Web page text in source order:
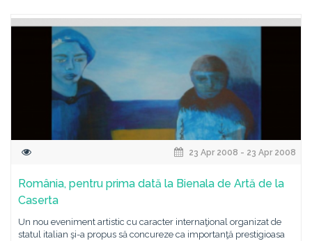
23 Apr 2008 - 23 Apr 2008
România, pentru prima dată la Bienala de Artă de la
Caserta
Un nou eveniment artistic cu caracter internaţional organizat de
statul italian şi-a propus să concureze ca importanţă prestigioasa